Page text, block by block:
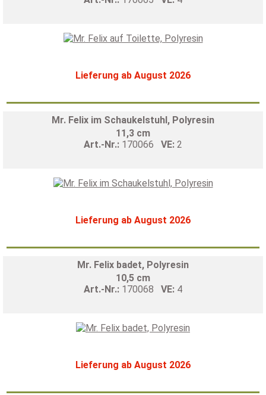
Lieferung ab August 2026
Mr. Felix im Schaukelstuhl, Polyresin
11,3 cm
Art.-Nr.: 170066 VE: 2
Lieferung ab August 2026
Mr. Felix badet, Polyresin
10,5 cm
Art.-Nr.: 170068 VE: 4
Lieferung ab August 2026